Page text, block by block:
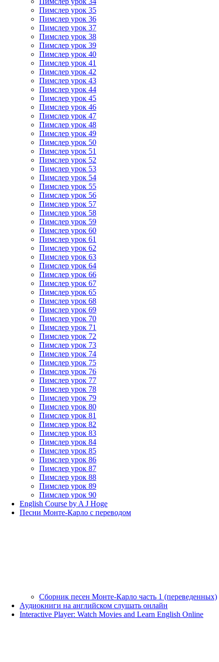
Пимслер урок 35
Пимслер урок 36
Пимслер урок 37
Пимслер урок 38
Пимслер урок 39
Пимслер урок 40
Пимслер урок 41
Пимслер урок 42
Пимслер урок 43
Пимслер урок 44
Пимслер урок 45
Пимслер урок 46
Пимслер урок 47
Пимслер урок 48
Пимслер урок 49
Пимслер урок 50
Пимслер урок 51
Пимслер урок 52
Пимслер урок 53
Пимслер урок 54
Пимслер урок 55
Пимслер урок 56
Пимслер урок 57
Пимслер урок 58
Пимслер урок 59
Пимслер урок 60
Пимслер урок 61
Пимслер урок 62
Пимслер урок 63
Пимслер урок 64
Пимслер урок 66
Пимслер урок 67
Пимслер урок 65
Пимслер урок 68
Пимслер урок 69
Пимслер урок 70
Пимслер урок 71
Пимслер урок 72
Пимслер урок 73
Пимслер урок 74
Пимслер урок 75
Пимслер урок 76
Пимслер урок 77
Пимслер урок 78
Пимслер урок 79
Пимслер урок 80
Пимслер урок 81
Пимслер урок 82
Пимслер урок 83
Пимслер урок 84
Пимслер урок 85
Пимслер урок 86
Пимслер урок 87
Пимслер урок 88
Пимслер урок 89
Пимслер урок 90
English Course by A J Hoge
Песни Монте-Карло с переводом
Сборник песен Монте-Карло часть 1 (переведенных)
Аудиокниги на английском слушать онлайн
Interactive Player: Watch Movies and Learn English Online